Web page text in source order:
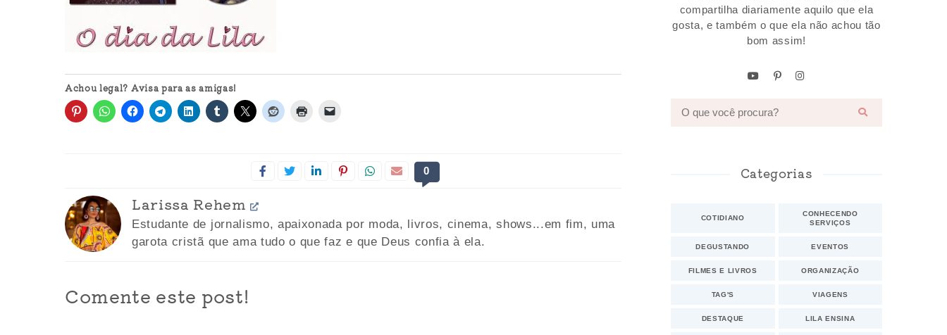
Achou legal? Avisa para as amigas!
0
Larissa Rehem
Estudante de jornalismo, apaixonada por moda, livros, cinema, shows...em fim, uma
garota cristã que ama tudo o que faz e que Deus confia à ela.
Comente este post!
compartilha diariamente aquilo que ela
gosta, e também o que ela não achou tão
bom assim!
Categorias
COTIDIANO
CONHECENDO
SERVIÇOS
DEGUSTANDO EVENTOS
FILMES E LIVROS ORGANIZAÇÃO
TAG'S VIAGENS
DESTAQUE LILA ENSINA